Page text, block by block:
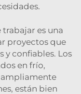
es una
proyectos que
y confiables. Los
en frío,
están bien